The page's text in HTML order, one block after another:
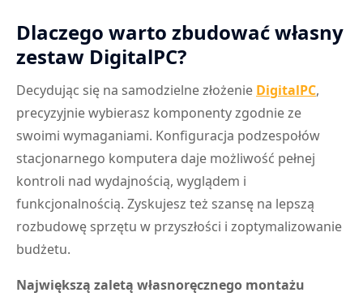
Dlaczego warto zbudować własny
zestaw DigitalPC?
Decydując się na samodzielne złożenie DigitalPC,
precyzyjnie wybierasz komponenty zgodnie ze
swoimi wymaganiami. Konfiguracja podzespołów
stacjonarnego komputera daje możliwość pełnej
kontroli nad wydajnością, wyglądem i
funkcjonalnością. Zyskujesz też szansę na lepszą
rozbudowę sprzętu w przyszłości i zoptymalizowanie
budżetu.
Największą zaletą własnoręcznego montażu